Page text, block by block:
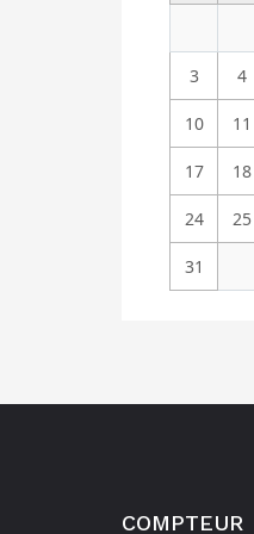
3 4
10 11
17 18
24 25
31
COMPTEUR